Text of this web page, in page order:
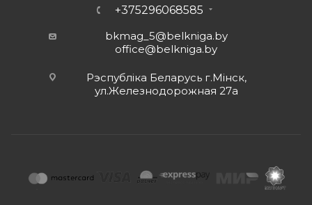
+375296068585
bkmag_5@belkniga.by
office@belkniga.by
Рэспубліка Беларусь г.Мінск,
ул.Железнодорожная 27а